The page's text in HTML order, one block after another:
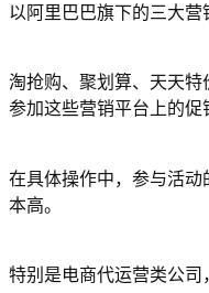
以阿里巴巴旗下的三大营
淘抢购、聚划算、天天
参加这些营销平台上的促
在具体操作中，参与活
本高。
特别是电商代运营类公司